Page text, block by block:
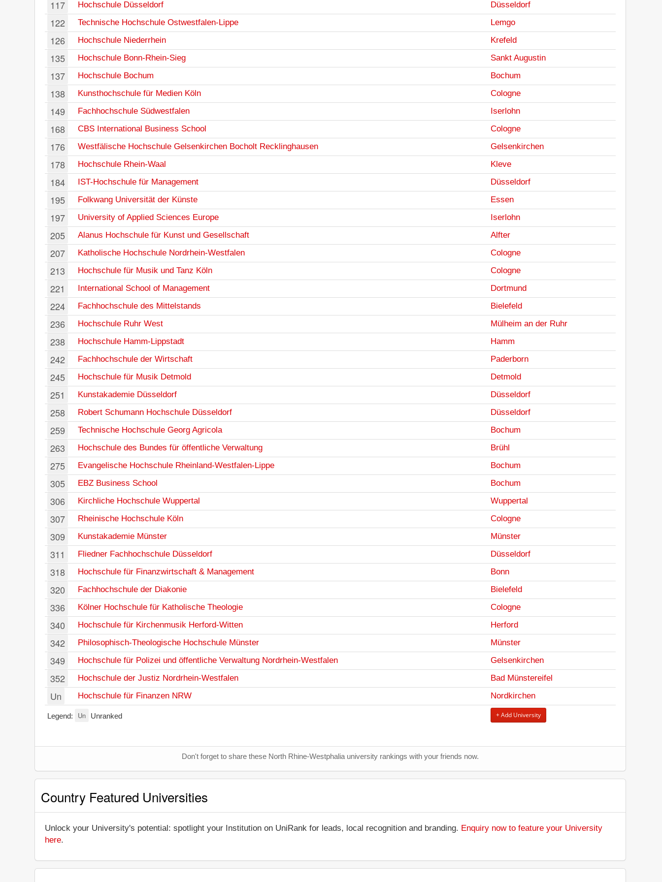
117 Hochschule Düsseldorf Düsseldorf
122 Technische Hochschule Ostwestfalen-Lippe Lemgo
126 Hochschule Niederrhein Krefeld
135 Hochschule Bonn-Rhein-Sieg Sankt Augustin
137 Hochschule Bochum Bochum
138 Kunsthochschule für Medien Köln Cologne
149 Fachhochschule Südwestfalen Iserlohn
168 CBS International Business School Cologne
176 Westfälische Hochschule Gelsenkirchen Bocholt Recklinghausen Gelsenkirchen
178 Hochschule Rhein-Waal Kleve
184 IST-Hochschule für Management Düsseldorf
195 Folkwang Universität der Künste Essen
197 University of Applied Sciences Europe Iserlohn
205 Alanus Hochschule für Kunst und Gesellschaft Alfter
207 Katholische Hochschule Nordrhein-Westfalen Cologne
213 Hochschule für Musik und Tanz Köln Cologne
221 International School of Management Dortmund
224 Fachhochschule des Mittelstands Bielefeld
236 Hochschule Ruhr West Mülheim an der Ruhr
238 Hochschule Hamm-Lippstadt Hamm
242 Fachhochschule der Wirtschaft Paderborn
245 Hochschule für Musik Detmold Detmold
251 Kunstakademie Düsseldorf Düsseldorf
258 Robert Schumann Hochschule Düsseldorf Düsseldorf
259 Technische Hochschule Georg Agricola Bochum
263 Hochschule des Bundes für öffentliche Verwaltung Brühl
275 Evangelische Hochschule Rheinland-Westfalen-Lippe Bochum
305 EBZ Business School Bochum
306 Kirchliche Hochschule Wuppertal Wuppertal
307 Rheinische Hochschule Köln Cologne
309 Kunstakademie Münster Münster
311 Fliedner Fachhochschule Düsseldorf Düsseldorf
318 Hochschule für Finanzwirtschaft & Management Bonn
320 Fachhochschule der Diakonie Bielefeld
336 Kölner Hochschule für Katholische Theologie Cologne
340 Hochschule für Kirchenmusik Herford-Witten Herford
342 Philosophisch-Theologische Hochschule Münster Münster
349 Hochschule für Polizei und öffentliche Verwaltung Nordrhein-Westfalen Gelsenkirchen
352 Hochschule der Justiz Nordrhein-Westfalen Bad Münstereifel
Un Hochschule für Finanzen NRW Nordkirchen
Legend: Un Unranked + Add University
Don't forget to share these North Rhine-Westphalia university rankings with your friends now.
Country Featured Universities
Unlock your University's potential: spotlight your Institution on UniRank for leads, local recognition and branding. Enquiry now to feature your University
here.